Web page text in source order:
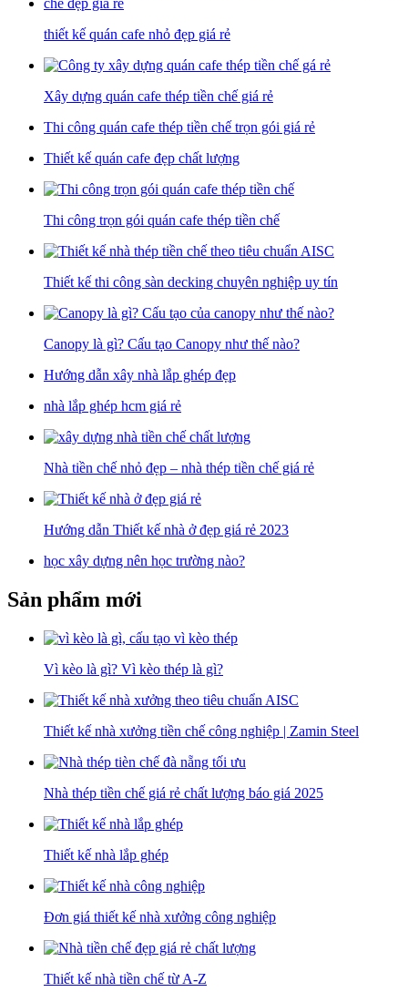
thiết kế quán cafe nhỏ đẹp giá rẻ
Xây dựng quán cafe thép tiền chế giá rẻ
Thi công quán cafe thép tiền chế trọn gói giá rẻ
Thiết kế quán cafe đẹp chất lượng
Thi công trọn gói quán cafe thép tiền chế
Thiết kế thi công sàn decking chuyên nghiệp uy tín
Canopy là gì? Cấu tạo Canopy như thế nào?
Hướng dẫn xây nhà lắp ghép đẹp
nhà lắp ghép hcm giá rẻ
Nhà tiền chế nhỏ đẹp – nhà thép tiền chế giá rẻ
Hướng dẫn Thiết kế nhà ở đẹp giá rẻ 2023
học xây dựng nên học trường nào?
Sản phẩm mới
Vì kèo là gì? Vì kèo thép là gì?
Thiết kế nhà xưởng tiền chế công nghiệp | Zamin Steel
Nhà thép tiền chế giá rẻ chất lượng báo giá 2025
Thiết kế nhà lắp ghép
Đơn giá thiết kế nhà xưởng công nghiệp
Thiết kế nhà tiền chế từ A-Z